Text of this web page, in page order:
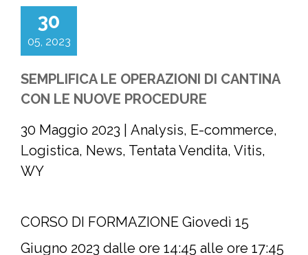
30
05, 2023
SEMPLIFICA LE OPERAZIONI DI CANTINA
CON LE NUOVE PROCEDURE
30 Maggio 2023
Analysis, E-commerce,
Logistica, News, Tentata Vendita, Vitis,
WY
CORSO DI FORMAZIONE Giovedì 15
Giugno 2023 dalle ore 14:45 alle ore 17:45